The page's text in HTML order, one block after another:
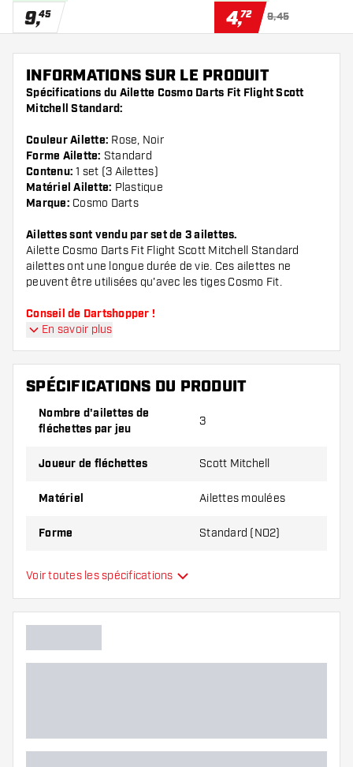
9,45 4,72 9,45
INFORMATIONS SUR LE PRODUIT
Spécifications du Ailette Cosmo Darts Fit Flight Scott
Mitchell Standard:
Couleur Ailette: Rose, Noir
Forme Ailette: Standard
Contenu: 1 set (3 Ailettes)
Matériel Ailette: Plastique
Marque: Cosmo Darts
Ailettes sont vendu par set de 3 ailettes.
Ailette Cosmo Darts Fit Flight Scott Mitchell Standard
ailettes ont une longue durée de vie. Ces ailettes ne
peuvent être utilisées qu'avec les tiges Cosmo Fit.
Conseil de Dartshopper !
et de tiges. Ils peuvent être endommagés ou
cassés à l'usage.
épaisseur différents des ailettes pour découvrir
En savoir plus
SPÉCIFICATIONS DU PRODUIT
Nombre d'ailettes de
fléchettes par jeu
3
Joueur de fléchettes Scott Mitchell
Matériel Ailettes moulées
Forme Standard (NO2)
Type
Flexibilité
Voir toutes les spécifications